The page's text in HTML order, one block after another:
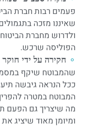
פעמים רבות חברת
שאיננו מזכה
ולדרוש מחברת
הפוליסה שרכש.
חקירה על ידי
שהמבוטח שיקף
ככל הנראה גיבשה
המבוטח במטרה
מה שיצריך גם הפעם
ומיומן מאוד שיציג